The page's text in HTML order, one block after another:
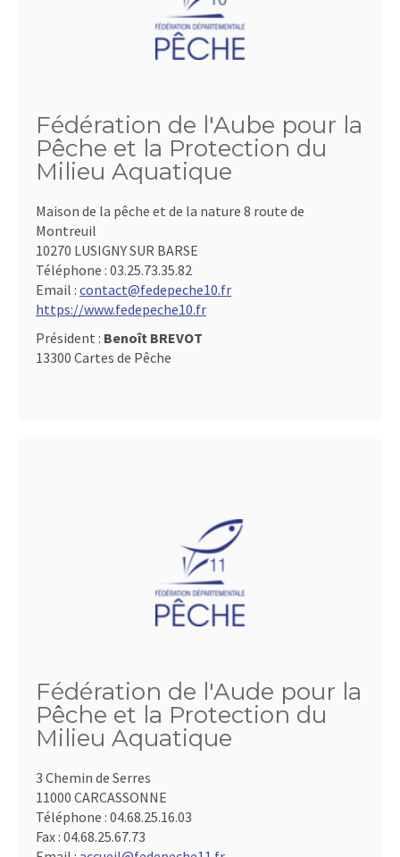
Fédération de l'Aube pour la
Pêche et la Protection du
Milieu Aquatique
Maison de la pêche et de la nature 8 route de
Montreuil
10270 LUSIGNY SUR BARSE
Téléphone : 03.25.73.35.82
Email : contact@fedepeche10.fr
https://www.fedepeche10.fr
Président : Benoît BREVOT
13300 Cartes de Pêche
Fédération de l'Aude pour la
Pêche et la Protection du
Milieu Aquatique
3 Chemin de Serres
11000 CARCASSONNE
Téléphone : 04.68.25.16.03
Fax : 04.68.25.67.73